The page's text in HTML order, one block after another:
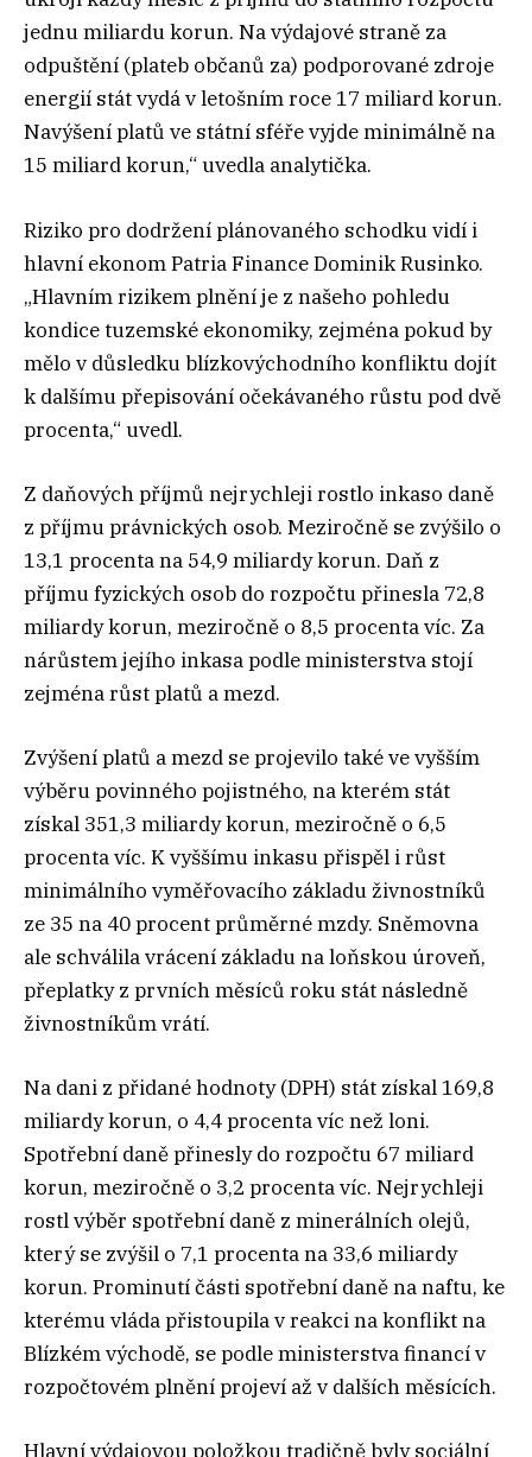
jednu miliardu korun. Na výdajové straně za
odpuštění (plateb občanů za) podporované zdroje
energií stát vydá v letošním roce 17 miliard korun.
Navýšení platů ve státní sféře vyjde minimálně na
15 miliard korun,“ uvedla analytička.
Riziko pro dodržení plánovaného schodku vidí i
hlavní ekonom Patria Finance Dominik Rusinko.
„Hlavním rizikem plnění je z našeho pohledu
kondice tuzemské ekonomiky, zejména pokud by
mělo v důsledku blízkovýchodního konfliktu dojít
k dalšímu přepisování očekávaného růstu pod dvě
procenta,“ uvedl.
Z daňových příjmů nejrychleji rostlo inkaso daně
z příjmu právnických osob. Meziročně se zvýšilo o
13,1 procenta na 54,9 miliardy korun. Daň z
příjmu fyzických osob do rozpočtu přinesla 72,8
miliardy korun, meziročně o 8,5 procenta víc. Za
nárůstem jejího inkasa podle ministerstva stojí
zejména růst platů a mezd.
Zvýšení platů a mezd se projevilo také ve vyšším
výběru povinného pojistného, na kterém stát
získal 351,3 miliardy korun, meziročně o 6,5
procenta víc. K vyššímu inkasu přispěl i růst
minimálního vyměřovacího základu živnostníků
ze 35 na 40 procent průměrné mzdy. Sněmovna
ale schválila vrácení základu na loňskou úroveň,
přeplatky z prvních měsíců roku stát následně
živnostníkům vrátí.
Na dani z přidané hodnoty (DPH) stát získal 169,8
miliardy korun, o 4,4 procenta víc než loni.
Spotřební daně přinesly do rozpočtu 67 miliard
korun, meziročně o 3,2 procenta víc. Nejrychleji
rostl výběr spotřební daně z minerálních olejů,
který se zvýšil o 7,1 procenta na 33,6 miliardy
korun. Prominutí části spotřební daně na naftu, ke
kterému vláda přistoupila v reakci na konflikt na
Blízkém východě, se podle ministerstva financí v
rozpočtovém plnění projeví až v dalších měsících.
Hlavní výdajovou položkou tradičně byly sociální